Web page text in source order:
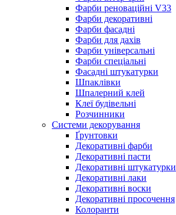
Фарби реноваційні V33
Фарби декоративні
Фарби фасадні
Фарби для дахів
Фарби універсальні
Фарби спеціальні
Фасадні штукатурки
Шпаклівки
Шпалерний клей
Клеї будівельні
Розчинники
Системи декорування
Ґрунтовки
Декоративні фарби
Декоративні пасти
Декоративні штукатурки
Декоративні лаки
Декоративні воски
Декоративні просочення
Колоранти